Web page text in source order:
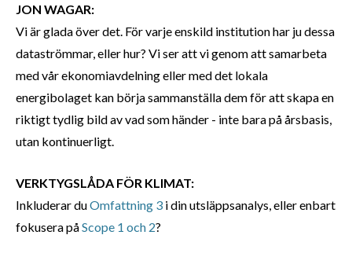
JON WAGAR:
Vi är glada över det. För varje enskild institution har ju dessa
dataströmmar, eller hur? Vi ser att vi genom att samarbeta
med vår ekonomiavdelning eller med det lokala
energibolaget kan börja sammanställa dem för att skapa en
riktigt tydlig bild av vad som händer - inte bara på årsbasis,
utan kontinuerligt.
VERKTYGSLÅDA FÖR KLIMAT:
Inkluderar duOmfattning 3 i din utsläppsanalys, eller enbart
fokusera påScope 1 och 2?